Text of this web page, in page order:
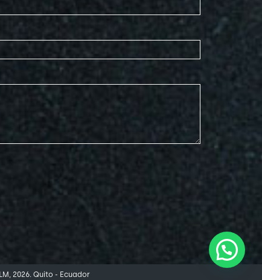
2026. Quito - Ecuador